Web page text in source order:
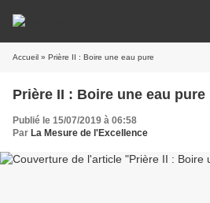
Accueil » Prière II : Boire une eau pure
Prière II : Boire une eau pure
Publié le 15/07/2019 à 06:58
Par La Mesure de l'Excellence